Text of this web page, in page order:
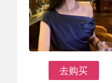
去购买